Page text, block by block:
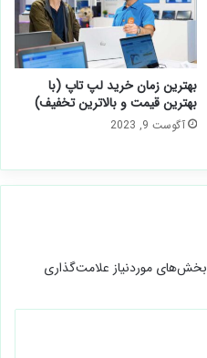
بهترین زمان خرید لپ تاپ (با
بهترین قیمت و بالاترین تخفیف)
آگوست 9, 2023
بخش‌های موردنیاز علامت‌گذاری